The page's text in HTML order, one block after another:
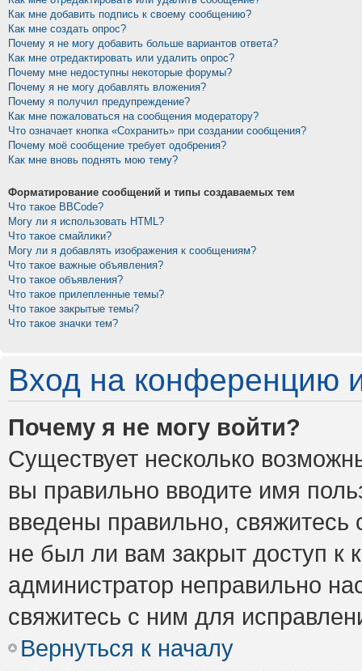
Как мне добавить подпись к своему сообщению?
Как мне создать опрос?
Почему я не могу добавить больше вариантов ответа?
Как мне отредактировать или удалить опрос?
Почему мне недоступны некоторые форумы?
Почему я не могу добавлять вложения?
Почему я получил предупреждение?
Как мне пожаловаться на сообщения модератору?
Что означает кнопка «Сохранить» при создании сообщения?
Почему моё сообщение требует одобрения?
Как мне вновь поднять мою тему?
Форматирование сообщений и типы создаваемых тем
Что такое BBCode?
Могу ли я использовать HTML?
Что такое смайлики?
Могу ли я добавлять изображения к сообщениям?
Что такое важные объявления?
Что такое объявления?
Что такое прилепленные темы?
Что такое закрытые темы?
Что такое значки тем?
Вход на конференцию
Почему я не могу войти?
Существует несколько
вы правильно вводите имя
введены правильно,
не был ли вам закрыт доступ к
администратор неправильно
свяжитесь с ним для
Вернуться к началу